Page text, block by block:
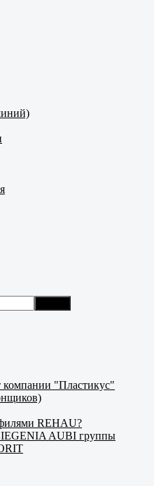
компании "Пластикус"
REHAU?
AUBI группы